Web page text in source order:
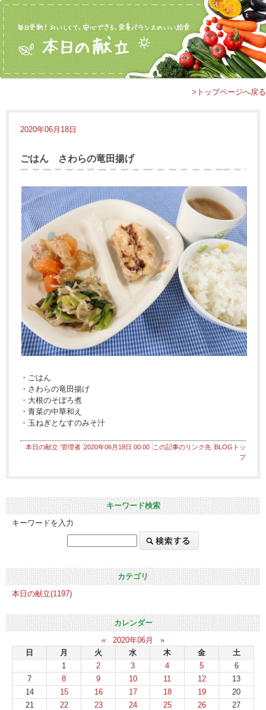
>トップページへ戻る
2020年06月18日
ごはん さわらの竜田揚げ
・ごはん
・さわらの竜田揚げ
・大根のそぼろ煮
・青菜の中華和え
・玉ねぎとなすのみそ汁
本日の献立 管理者 2020年06月18日 00:00 この記事のリンク先 BLOGトッ
プ
キーワード検索
キーワードを入力
カテゴリ
本日の献立(1197)
カレンダー
«
2020年06月
»
日
月 火 水 木 金
土
1
2 3 4 5
6
7
8 9 10 11 12
13
14
15 16 17 18 19
20
21
22 23 24 25 26
27